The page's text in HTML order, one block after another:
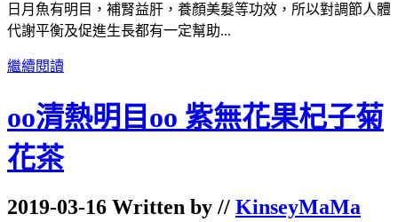
日月魚有明目，補腎益肝，養顏美髮等功效， 所以對調節人體
代謝平衡及促進生長都有一定幫助...
繼續閱讀
oo清熱明目oo 紫無花果杞子菊
花茶
2019-03-16 Written by // KinseyMaMa